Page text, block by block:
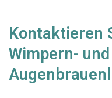
Kontaktieren
Wimpern- und